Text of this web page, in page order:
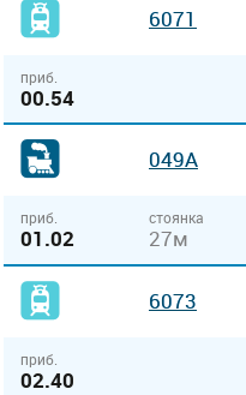
6071
приб.
00.54
049А
приб.
01.02
стоянка
27м
6073
приб.
02.40